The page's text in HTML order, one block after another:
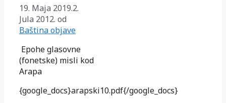
19. Maja 2019.2.
Jula 2012. od
Baština objave
Epohe glasovne
(fonetske) misli kod
Arapa
{google_docs}arapski10.pdf{/google_docs}